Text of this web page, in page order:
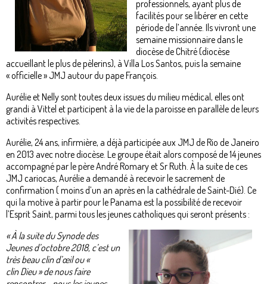
professionnels, ayant plus de
facilités pour se libérer en cette
période de l’année. Ils vivront une
semaine missionnaire dans le
diocèse de Chitré (diocèse
accueillant le plus de pèlerins), à Villa Los Santos, puis la semaine
« officielle » JMJ autour du pape François.
Aurélie et Nelly sont toutes deux issues du milieu médical, elles ont
grandi à Vittel et participent à la vie de la paroisse en parallèle de leurs
activités respectives.
Aurélie, 24 ans, infirmière, a déjà participée aux JMJ de Rio de Janeiro
en 2013 avec notre diocèse. Le groupe était alors composé de 14 jeunes
accompagné par le père André Romary et Sr Ruth. À la suite de ces
JMJ cariocas, Aurélie a demandé à recevoir le sacrement de
confirmation ( moins d’un an après en la cathédrale de Saint-Dié). Ce
qui la motive à partir pour le Panama est la possibilité de recevoir
l’Esprit Saint, parmi tous les jeunes catholiques qui seront présents :
« À la suite du Synode des
Jeunes d’octobre 2018, c’est un
très beau clin d’œil ou «
clin Dieu » de nous faire